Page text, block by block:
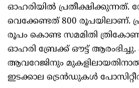
ഓഹരിയില്‍ പ്രതീക്ഷിക്കുന്നത്.
വെക്കേണ്ടത് 800 രൂപയിലാണ്.
രൂപം കൊണ്ട സമമിതി
ഓഹരി ബ്രേക്ക് ഔട്ട് ആരംഭിച്ചു.
ആവറേജിനും മുകളിലായതിനാല്‍
ഇടക്കാല ട്രെന്‍ഡുകള്‍